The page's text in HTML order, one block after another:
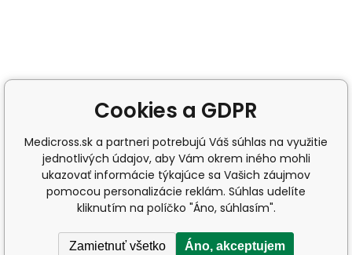
Cookies a GDPR
Medicross.sk a partneri potrebujú Váš súhlas na využitie
jednotlivých údajov, aby Vám okrem iného mohli
ukazovať informácie týkajúce sa Vašich záujmov
pomocou personalizácie reklám. Súhlas udelíte
kliknutím na políčko "Áno, súhlasím".
Zamietnuť všetko Áno, akceptujem